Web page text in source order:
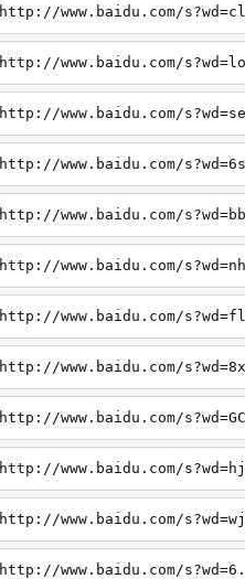
http://www.baidu.com/
http://www.baidu.com/
http://www.baidu.com/
http://www.baidu.com/
http://www.baidu.com/
http://www.baidu.com/
http://www.baidu.com/
http://www.baidu.com/
http://www.baidu.com/
http://www.baidu.com/
http://www.baidu.com/
http://www.baidu.com/